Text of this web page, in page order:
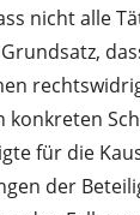
nicht alle
konkreten
für die
der